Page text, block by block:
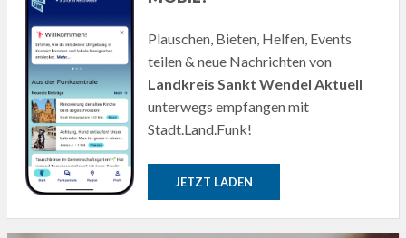
Plauschen, Bieten, Helfen, Events
teilen & neue Nachrichten von
Landkreis Sankt Wendel Aktuell
unterwegs empfangen mit
Stadt.Land.Funk!
JETZT LADEN